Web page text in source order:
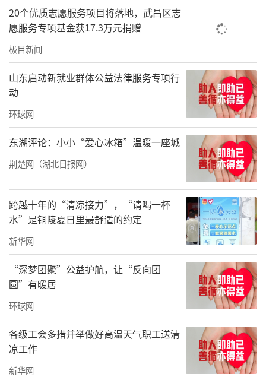
全面安全检测，车况优良；每辆车配备“助考
应急包”，内含创可贴、风油精、矿泉水、碘
伏棒、一次性雨具等物资，全方位应对突发情
况，为考生排忧解难。
考生报名须知：
1、征集对象：武汉市2026年高考考生（家庭住
址距考点较远、出行不便或有特殊需求者优
先）。
2、报名时间：即日起至6月4日（工作日周一至
周五8:30-17:00）。
3、报名方式：电话报名：拨打华昌公司爱心送
考专线027-83991111；
4、服务承诺：所有信息严格保密，专属司机对
接，全程免费、安全准时。
责任编辑：洪子舒
20个优质志愿服务项目将落地，武昌区志
愿服务专项基金获17.3万元捐赠
极目新闻
山东启动新就业群体公益法律服务专项行
动
环球网
东湖评论：小小“爱心冰箱”温暖一座城
荆楚网（湖北日报网）
跨越十年的“清凉接力”，“请喝一杯
水”是铜陵夏日里最舒适的约定
新华网
“深梦团聚”公益护航，让“反向团
圆”有暖居
环球网
各级工会多措并举做好高温天气职工送清
凉工作
新华网